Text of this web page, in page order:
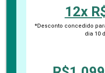
12x
*Desconto concedido
dia 10